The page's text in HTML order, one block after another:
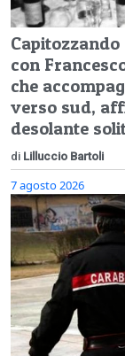
con
che
verso sud,
desolante
di Lilluccio Bartoli
7 agosto 2026